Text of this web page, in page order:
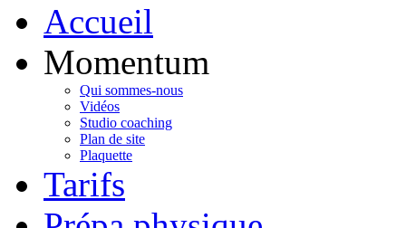
Accueil
Momentum
Qui sommes-nous
Vidéos
Studio coaching
Plan de site
Plaquette
Tarifs